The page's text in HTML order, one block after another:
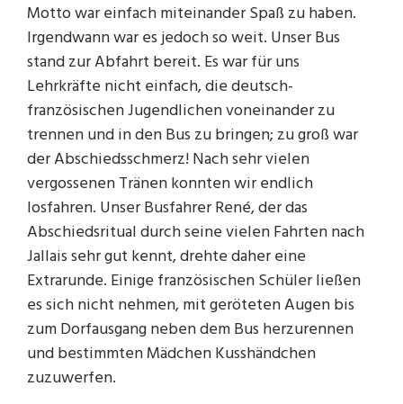
Motto war einfach miteinander Spaß zu haben.
Irgendwann war es jedoch so weit. Unser Bus
stand zur Abfahrt bereit. Es war für uns
Lehrkräfte nicht einfach, die deutsch-
französischen Jugendlichen voneinander zu
trennen und in den Bus zu bringen; zu groß war
der Abschiedsschmerz! Nach sehr vielen
vergossenen Tränen konnten wir endlich
losfahren. Unser Busfahrer René, der das
Abschiedsritual durch seine vielen Fahrten nach
Jallais sehr gut kennt, drehte daher eine
Extrarunde. Einige französischen Schüler ließen
es sich nicht nehmen, mit geröteten Augen bis
zum Dorfausgang neben dem Bus herzurennen
und bestimmten Mädchen Kusshändchen
zuzuwerfen.